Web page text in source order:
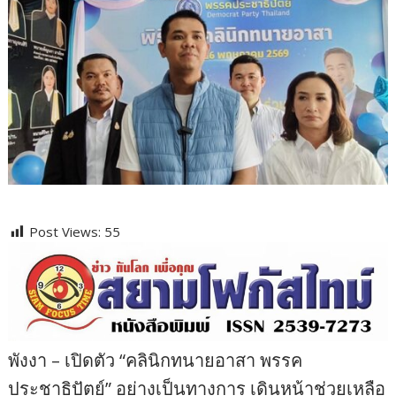
Post Views: 55
พังงา – เปิดตัว “คลินิกทนายอาสา พรรค
ประชาธิปัตย์” อย่างเป็นทางการ เดินหน้าช่วยเหลือ